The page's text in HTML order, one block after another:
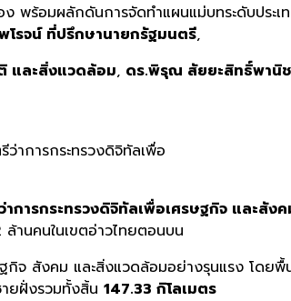
พร้อมผลักดันการจัดทำแผนแม่บทระดับประ
โรจน์ ที่ปรึกษานายกรัฐมนตรี,
และสิ่งแวดล้อม, ดร.พิรุณ สัยยะสิทธิ์พานิ
าการกระทรวงดิจิทัลเพื่อ
การกระทรวงดิจิทัลเพื่อเศรษฐกิจ และสัง
านคนในเขตอ่าวไทยตอนบน
กิจ สังคม และสิ่งแวดล้อมอย่างรุนแรง โด
ยฝั่งรวมทั้งสิ้น 147.33 กิโลเมตร